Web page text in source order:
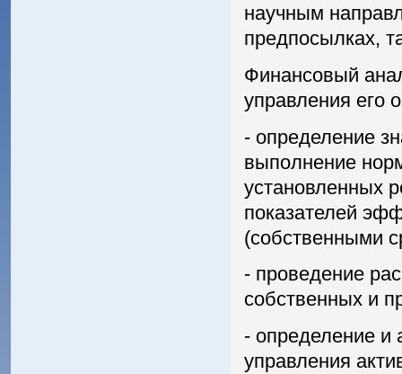
научным
предпосылках,
Финансовый
управления его
- определение
выполнение
установленных
показателей
(собственными
- проведение
собственных и
- определение и
управления